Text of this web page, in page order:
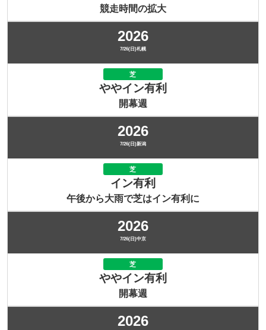
競走時間の拡大
2026
7/26(日)札幌
芝
ややイン有利
開幕週
2026
7/26(日)新潟
芝
イン有利
午後から大雨で芝はイン有利に
2026
7/26(日)中京
芝
ややイン有利
開幕週
2026